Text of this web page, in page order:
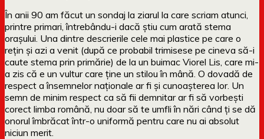
În anii 90 am făcut un sondaj la ziarul la care scriam atunci,
printre primari, întrebându-i dacă știu cum arată stema
orașului. Una dintre descrierile cele mai plastice pe care o
rețin și azi a venit (după ce probabil trimisese pe cineva să-i
caute stema prin primărie) de la un buimac Viorel Lis, care mi-
a zis că e un vultur care ține un stilou în mână. O dovadă de
respect a însemnelor naționale ar fi și cunoașterea lor. Un
semn de minim respect ca să fii demnitar ar fi să vorbești
corect limba română, nu doar să te umfli în nări când ți se dă
onorul îmbrăcat într-o uniformă pentru care nu ai absolut
niciun merit.